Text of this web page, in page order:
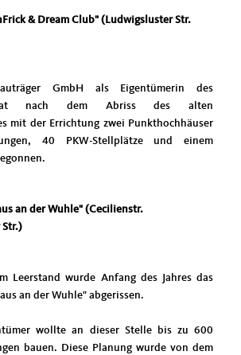
& Dream Club" (Ludwigsluster Str.
GmbH als Eigentümerin des
hat nach dem Abriss des alten
mit der Errichtung zwei Punkthochhäuser
40 PKW-Stellplätze und einem
an der Wuhle" (Cecilienstr.
Leerstand wurde Anfang des Jahres das
an der Wuhle" abgerissen.
wollte an dieser Stelle bis zu 600
bauen. Diese Planung wurde von dem